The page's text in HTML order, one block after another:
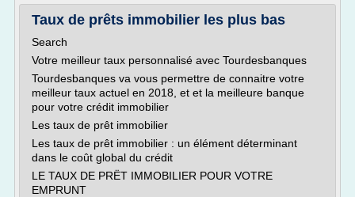
Taux de prêts immobilier les plus bas
Search
Votre meilleur taux personnalisé avec Tourdesbanques
Tourdesbanques va vous permettre de connaitre votre
meilleur taux actuel en 2018, et et la meilleure banque
pour votre crédit immobilier
Les taux de prêt immobilier
Les taux de prêt immobilier : un élément déterminant
dans le coût global du crédit
LE TAUX DE PRËT IMMOBILIER POUR VOTRE
EMPRUNT